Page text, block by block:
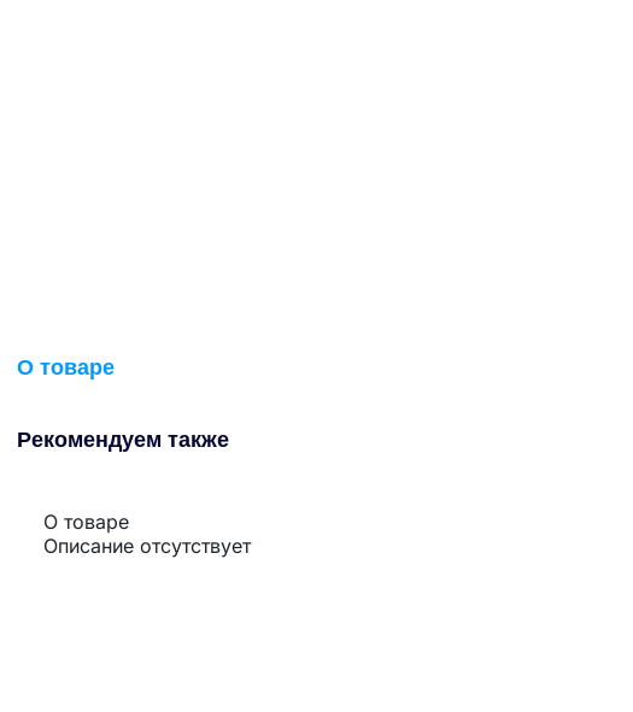
О товаре
Рекомендуем также
О товаре
Описание отсутствует